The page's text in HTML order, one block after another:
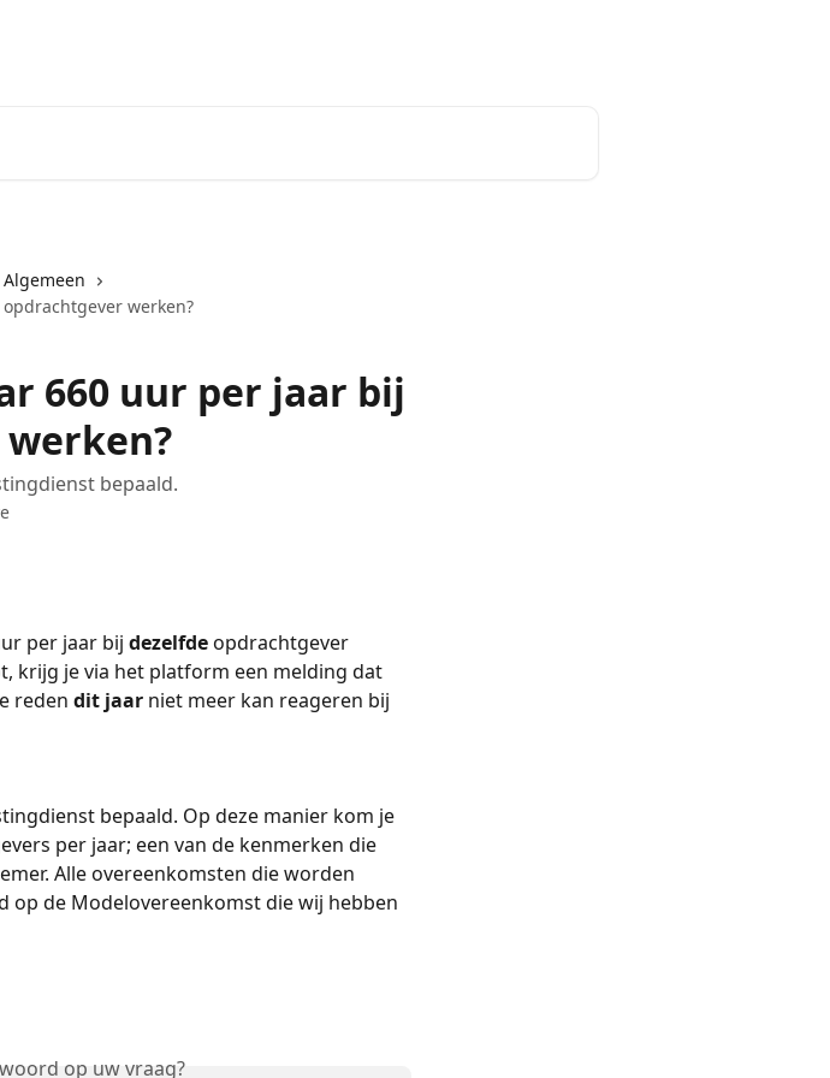
Algemeen
werken?
660 uur per jaar bij
bepaald.
per jaar bij dezelfde opdrachtgever
krijg je via het platform een melding dat
reden dit jaar niet meer kan reageren bij
bepaald. Op deze manier kom je
per jaar; een van de kenmerken die
Alle overeenkomsten die worden
op de Modelovereenkomst die wij hebben
op uw vraag?